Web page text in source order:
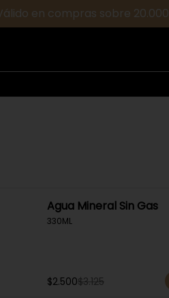
en compras sobre 20.000
Agua Mineral Sin Gas
330ML
$2.500$3.125